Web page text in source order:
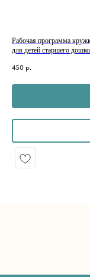
Рабочая программа
для детей старшего
450 р.